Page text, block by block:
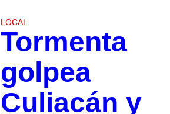
LOCAL
Tormenta
golpea
Culiacán y